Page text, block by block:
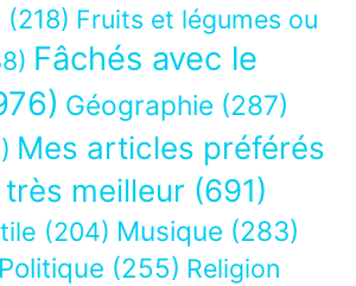
(218) Fruits et légumes ou
Fâchés avec le
Géographie (287)
Mes articles préférés
meilleur (691)
(204) Musique (283)
Politique (255) Religion